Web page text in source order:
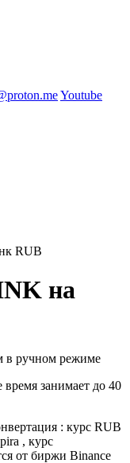
Youtube
RUB
на
в ручном режиме
время занимает до 40
: курс RUB
, курс
от биржи Binance